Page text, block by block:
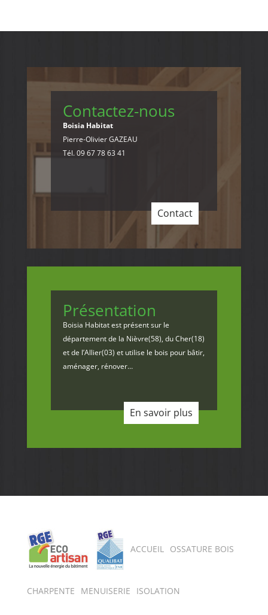
Contactez-nous
Boisia Habitat
Pierre-Olivier GAZEAU
Tél. 09 67 78 63 41
Contact
Présentation
Boisia Habitat est présent sur le
département de la Nièvre(58), du Cher(18)
et de l’Allier(03) et utilise le bois pour bâtir,
aménager, rénover…
En savoir plus
ECO-ARTISAN QUALI
BAT
ACCUEIL OSSATURE BOIS
CHARPENTE MENUISERIE ISOLATION